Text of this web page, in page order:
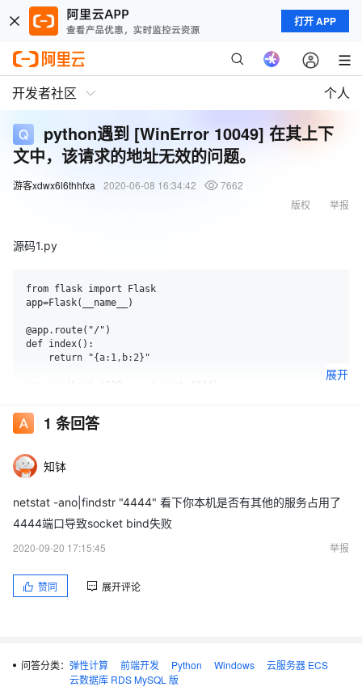
打开 APP
开发者社区 个人
python遇到 [WinError 10049] 在其上下
文中，该请求的地址无效的问题。
游客xdwx6l6thhfxa 2020-06-08 16:34:42
7662
举报
版权
源码1.py
from flask import Flask
app=Flask(__name__)
@app.route("/")
def index():
    return "{a:1,b:2}"
139.....是阿里ECS的公网IP
cmd python 1.py的报错信息
Microsoft Windows [版本 6.3.9600]
(c) 2013 Microsoft Corporation。保留所有权利。
C:\Users\Administrator\Desktop\back>python 1.py
* Environment: production
WARNING: This is a development server. Do not use it in
    app.run(host='139.196.31.15',port=4444)
File
展开
1 条回答
知钵
netstat -ano|findstr "4444" 看下你本机是否有其他的服务占用了
4444端口导致socket bind失败
2020-09-20 17:15:45
举报
赞同 展开评论
问答分类： 弹性计算 前端开发 Python Windows
云服务器 ECS
云数据库 RDS MySQL 版